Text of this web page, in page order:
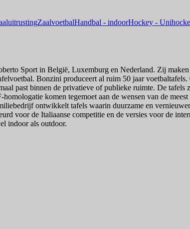
ZaalvoetbalHandbal - indoorHockey -
Sport in België, Luxemburg en Nederland. Zij
Bonzini produceert al ruim 50 jaar
past binnen de privatieve of publieke ruimte. De
komen tegemoet aan de wensen van de
ontwikkelt tafels waarin duurzame en
voor de Italiaanse competitie en de versies voor de
indoor als outdoor.